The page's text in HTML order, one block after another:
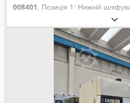
008401, Позиція 1: Нижній
UNISAND K-I Cedpfx Aoywafnsg
Вертикальне шліфування згори